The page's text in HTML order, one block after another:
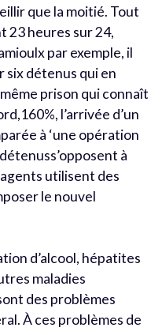
que la moitié. Tout
23 heures sur 24,
par exemple, il
six détenus qui en
prison qui connaît
l’arrivée d’un
à ‘une opération
à
utilisent des
le nouvel
d’alcool, hépatites
maladies
des problèmes
À ces problèmes de